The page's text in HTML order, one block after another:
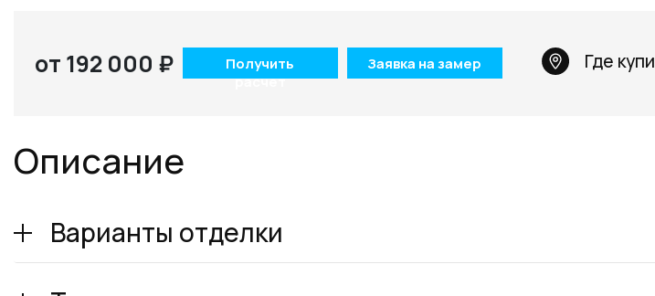
от 192 000 ₽
Получить
расчет
Заявка на замер Где
Описание
Варианты отделки